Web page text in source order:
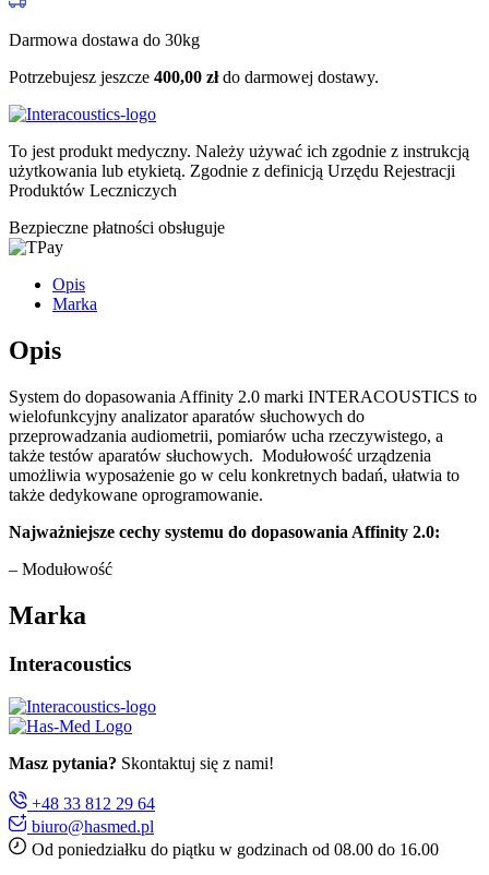
Darmowa dostawa do 30kg
Potrzebujesz jeszcze 400,00 złdo darmowej dostawy.
To jest produkt medyczny. Należy używać ich zgodnie z instrukcją
użytkowania lub etykietą. Zgodnie z definicją Urzędu Rejestracji
Produktów Leczniczych
Bezpieczne płatności obsługuje
Opis
Marka
Opis
System do dopasowania Affinity 2.0 marki INTERACOUSTICS to
wielofunkcyjny analizator aparatów słuchowych do
przeprowadzania audiometrii, pomiarów ucha rzeczywistego, a
także testów aparatów słuchowych. Modułowość urządzenia
umożliwia wyposażenie go w celu konkretnych badań, ułatwia to
także dedykowane oprogramowanie.
Najważniejsze cechy systemu do dopasowania Affinity 2.0:
– Modułowość
Marka
Interacoustics
Masz pytania? Skontaktuj się z nami!
+48 33 812 29 64
biuro@hasmed.pl
Od poniedziałku do piątku w godzinach od 08.00 do 16.00